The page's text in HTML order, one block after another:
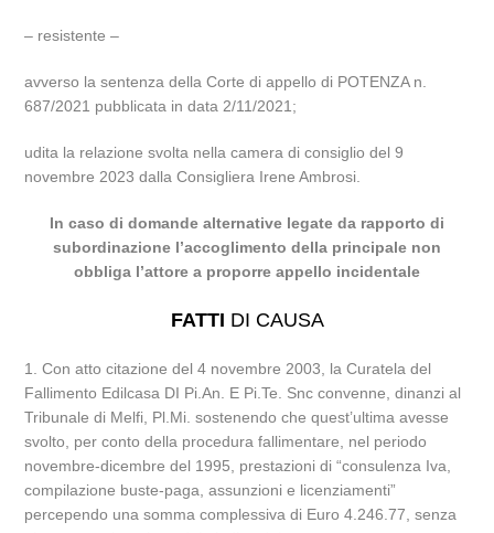
– resistente –
avverso la sentenza della Corte di appello di POTENZA n.
687/2021 pubblicata in data 2/11/2021;
udita la relazione svolta nella camera di consiglio del 9
novembre 2023 dalla Consigliera Irene Ambrosi.
In caso di domande alternative legate da rapporto di
subordinazione l’accoglimento della principale non
obbliga l’attore a proporre appello incidentale
FATTI DI CAUSA
1. Con atto citazione del 4 novembre 2003, la Curatela del
Fallimento Edilcasa DI Pi.An. E Pi.Te. Snc convenne, dinanzi al
Tribunale di Melfi, Pl.Mi. sostenendo che quest’ultima avesse
svolto, per conto della procedura fallimentare, nel periodo
novembre-dicembre del 1995, prestazioni di “consulenza Iva,
compilazione buste-paga, assunzioni e licenziamenti”
percependo una somma complessiva di Euro 4.246.77, senza